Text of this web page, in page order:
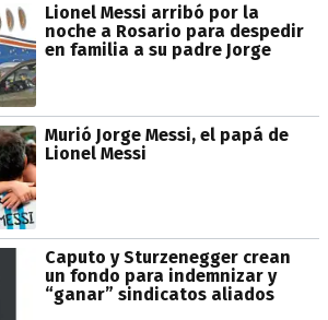
Lionel Messi arribó por la
noche a Rosario para despedir
en familia a su padre Jorge
Murió Jorge Messi, el papá de
Lionel Messi
Caputo y Sturzenegger crean
un fondo para indemnizar y
“ganar” sindicatos aliados